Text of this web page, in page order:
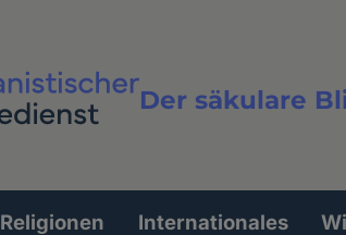
Der säkulare
Volltextsuche
Religionen Internationales